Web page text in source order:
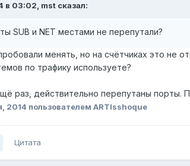
в 03:02, mst сказал:
SUB и NET местами не перепутали?
менять, но на счётчиках это не
по трафику используете?
раз, действительно перепутаны порты.
2014 пользователем ARTIsshoque
Цитата